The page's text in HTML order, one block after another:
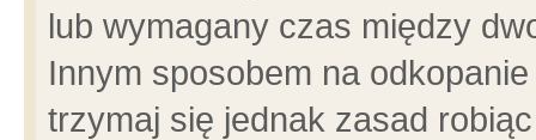
lub wymagany czas między
Innym sposobem na
trzymaj się jednak zasad